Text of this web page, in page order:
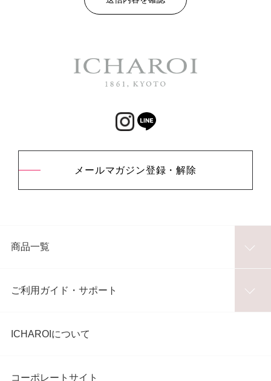
メールマガジン登録・解除
商品一覧
ご利用ガイド・サポート
ICHAROIについて
コーポレートサイト